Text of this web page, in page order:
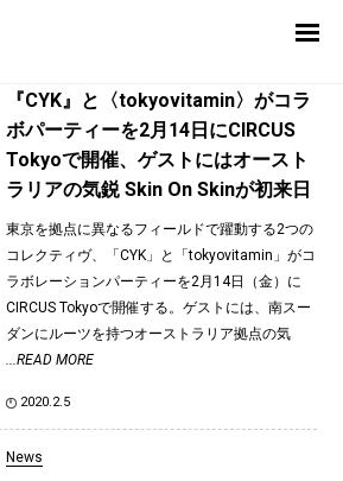
『CYK』と〈tokyovitamin〉がコラ
ボパーティーを2月14日にCIRCUS
Tokyoで開催、ゲストにはオースト
ラリアの気鋭 Skin On Skinが初来日
東京を拠点に異なるフィールドで躍動する2つの
コレクティヴ、「CYK」と「tokyovitamin」がコ
ラボレーションパーティーを2月14日（金）に
CIRCUS Tokyoで開催する。ゲストには、南スー
ダンにルーツを持つオーストラリア拠点の気
...READ MORE
2020.2.5
News
News
Interview
Highlight
Report